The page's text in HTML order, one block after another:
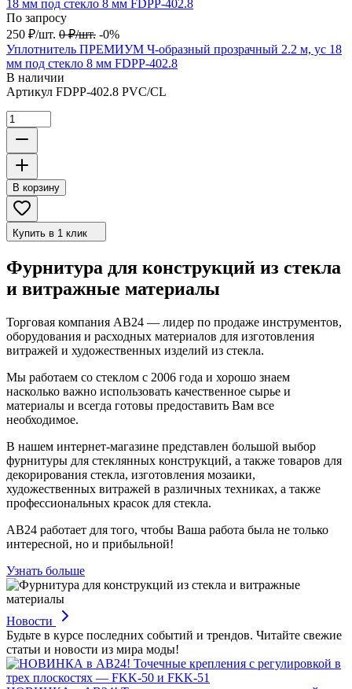
По запросу
250 ₽/шт. 0 ₽/шт. -0%
Уплотнитель ПРЕМИУМ Ч-образный прозрачный 2.2 м, ус 18
мм под стекло 8 мм FDPP-402.8
В наличии
Артикул FDPP-402.8 PVC/CL
В корзину
Купить в 1 клик
Фурнитура для конструкций из стекла
и витражные материалы
Торговая компания АВ24 — лидер по продаже инструментов,
оборудования и расходных материалов для изготовления
витражей и художественных изделий из стекла.
Мы работаем со стеклом с 2006 года и хорошо знаем
насколько важно использовать качественное сырье и
материалы и всегда готовы предоставить Вам все
необходимое.
В нашем интернет-магазине представлен большой выбор
фурнитуры для стеклянных конструкций, а также товаров для
декорирования стекла, изготовления мозаики,
художественных витражей в различных техниках, а также
профессиональных красок для стекла.
АВ24 работает для того, чтобы Ваша работа была не только
интересной, но и прибыльной!
Узнать больше
Новости
Будьте в курсе последних событий и трендов. Читайте свежие
статьи и новости из мира моды!